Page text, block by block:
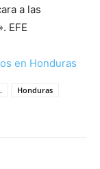
a las
EFE
en Honduras
Honduras